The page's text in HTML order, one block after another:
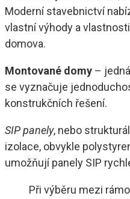
Moderní stavebnictví
vlastní výhody a
domova.
Montované domy –
se vyznačuje
konstrukčních řešení.
SIP panely, nebo
izolace, obvykle
umožňují panely SIP
Při výběru mezi